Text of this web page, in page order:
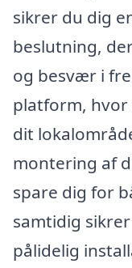
sikrer du dig
beslutning,
og besvær i
platform, hvor
dit
montering af
spare dig for
samtidig
pålidelig